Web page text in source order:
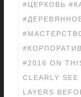
#ЦЕРКОВЬ
#2016 ON
CLEARLY
LAYERS